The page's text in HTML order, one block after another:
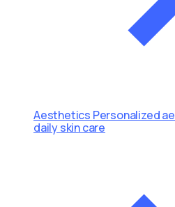
Aesthetics Personalized
daily skin care